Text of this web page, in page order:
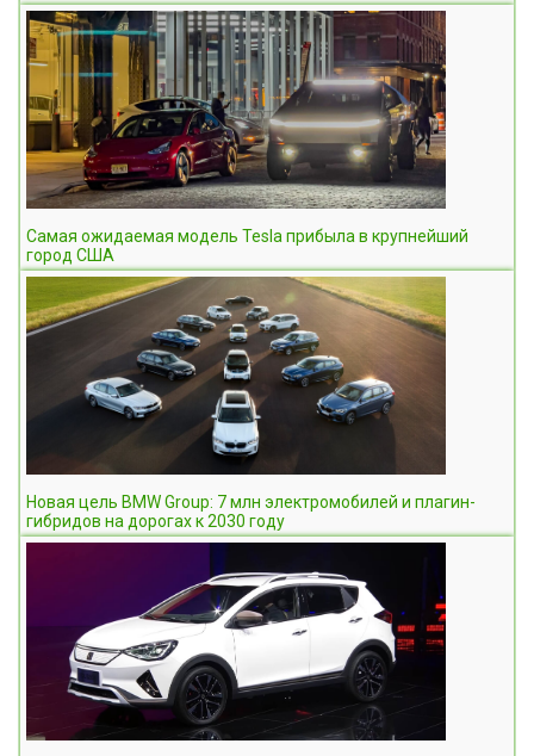
Самая ожидаемая модель Tesla прибыла в крупнейший
город США
Новая цель BMW Group: 7 млн электромобилей и плагин-
гибридов на дорогах к 2030 году